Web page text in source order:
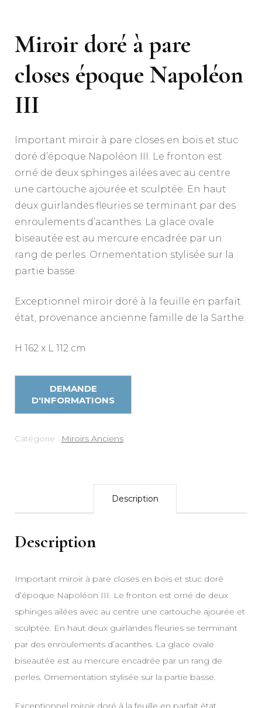
Miroir doré à pare
closes époque Napoléon
III
Important miroir à pare closes en bois et stuc
doré d’époque Napoléon III. Le fronton est
orné de deux sphinges ailées avec au centre
une cartouche ajourée et sculptée. En haut
deux guirlandes fleuries se terminant par des
enroulements d’acanthes. La glace ovale
biseautée est au mercure encadrée par un
rang de perles. Ornementation stylisée sur la
partie basse.
Exceptionnel miroir doré à la feuille en parfait
état, provenance ancienne famille de la Sarthe.
H 162 x L 112 cm
Catégorie : Miroirs Anciens
Description
Description
Important miroir à pare closes en bois et stuc doré
d’époque Napoléon III. Le fronton est orné de deux
sphinges ailées avec au centre une cartouche ajourée et
sculptée. En haut deux guirlandes fleuries se terminant
par des enroulements d’acanthes. La glace ovale
biseautée est au mercure encadrée par un rang de
perles. Ornementation stylisée sur la partie basse.
Exceptionnel miroir doré à la feuille en parfait état,